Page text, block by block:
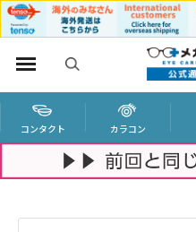
コンタクト カラコン